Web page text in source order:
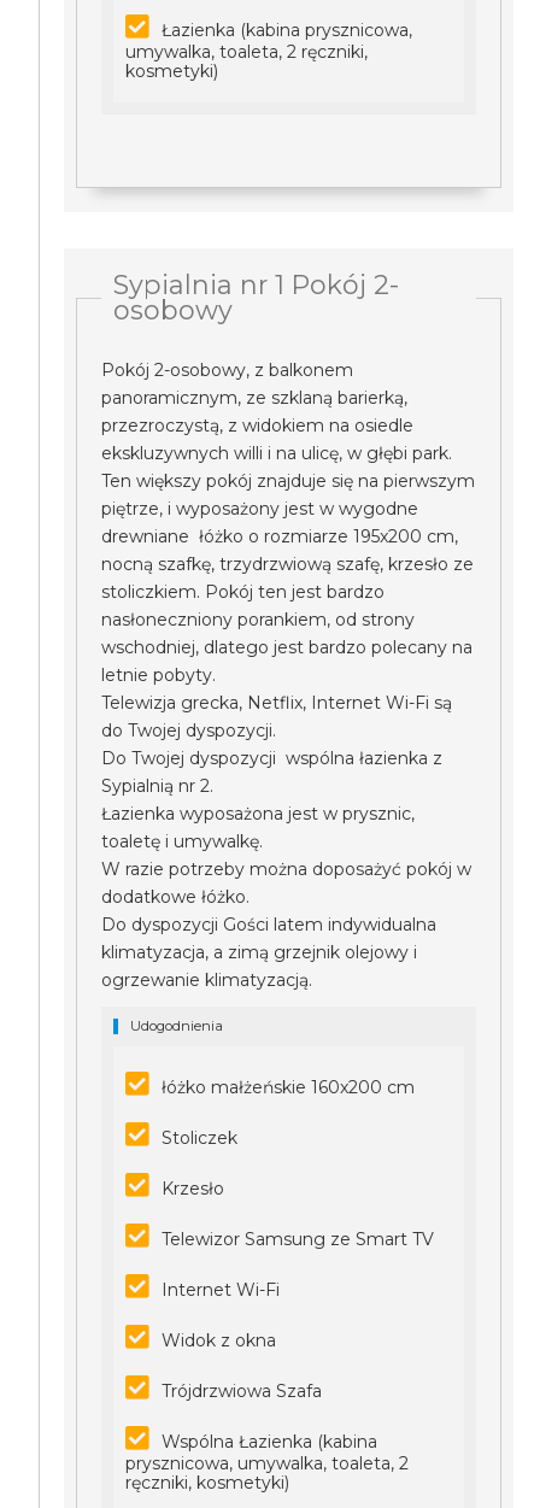
Łazienka (kabina prysznicowa,
umywalka, toaleta, 2 ręczniki,
kosmetyki)
Sypialnia nr 1 Pokój 2-
osobowy
Pokój 2-osobowy, z balkonem
panoramicznym, ze szklaną barierką,
przezroczystą, z widokiem na osiedle
ekskluzywnych willi i na ulicę, w głębi park.
Ten większy pokój znajduje się na pierwszym
piętrze, i wyposażony jest w wygodne
drewniane łóżko o rozmiarze 195x200 cm,
nocną szafkę, trzydrzwiową szafę, krzesło ze
stoliczkiem. Pokój ten jest bardzo
nasłoneczniony porankiem, od strony
wschodniej, dlatego jest bardzo polecany na
letnie pobyty.
Telewizja grecka, Netflix, Internet Wi-Fi są
do Twojej dyspozycji.
Do Twojej dyspozycji wspólna łazienka z
Sypialnią nr 2.
Łazienka wyposażona jest w prysznic,
toaletę i umywalkę.
W razie potrzeby można doposażyć pokój w
dodatkowe łóżko.
Do dyspozycji Gości latem indywidualna
klimatyzacja, a zimą grzejnik olejowy i
ogrzewanie klimatyzacją.
Udogodnienia
łóżko małżeńskie 160x200 cm
Stoliczek
Krzesło
Telewizor Samsung ze Smart TV
Internet Wi-Fi
Widok z okna
Trójdrzwiowa Szafa
Wspólna Łazienka (kabina
prysznicowa, umywalka, toaleta, 2
ręczniki, kosmetyki)